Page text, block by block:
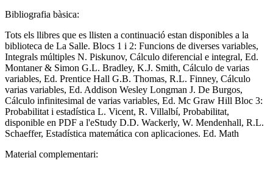
Bibliografia bàsica:
Tots els llibres que es llisten a continuació estan disponibles a la
biblioteca de La Salle. Blocs 1 i 2: Funcions de diverses variables,
Integrals múltiples N. Piskunov, Cálculo diferencial e integral, Ed.
Montaner & Simon G.L. Bradley, K.J. Smith, Cálculo de varias
variables, Ed. Prentice Hall G.B. Thomas, R.L. Finney, Cálculo
varias variables, Ed. Addison Wesley Longman J. De Burgos,
Cálculo infinitesimal de varias variables, Ed. Mc Graw Hill Bloc 3:
Probabilitat i estadística L. Vicent, R. Villalbí, Probabilitat,
disponible en PDF a l'eStudy D.D. Wackerly, W. Mendenhall, R.L.
Schaeffer, Estadística matemática con aplicaciones. Ed. Math
Material complementari: